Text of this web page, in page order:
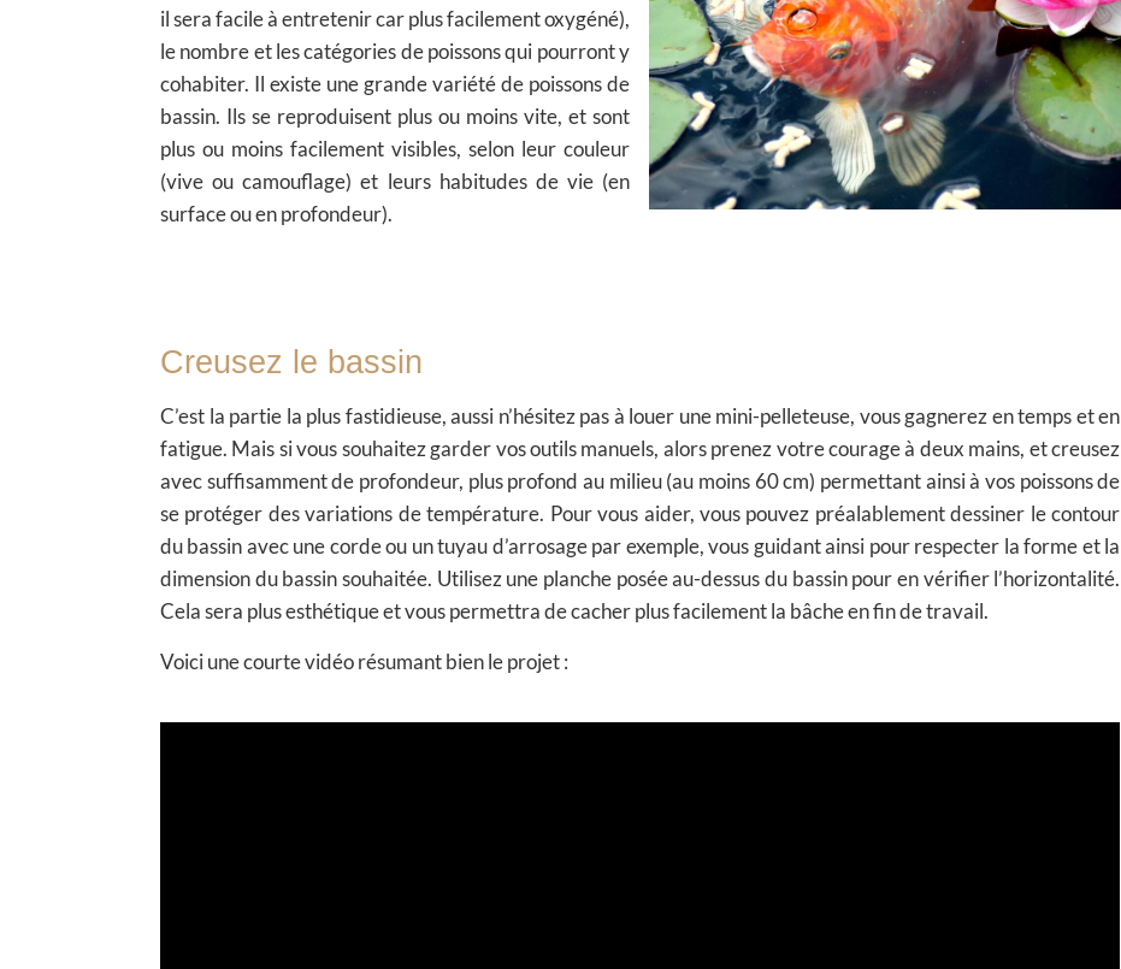
il sera facile à entretenir car plus facilement oxygéné),
le nombre et les catégories de poissons qui pourront y
cohabiter. Il existe une grande variété de poissons de
bassin. Ils se reproduisent plus ou moins vite, et sont
plus ou moins facilement visibles, selon leur couleur
(vive ou camouflage) et leurs habitudes de vie (en
surface ou en profondeur).
Creusez le bassin
C’est la partie la plus fastidieuse, aussi n’hésitez pas à louer une mini-pelleteuse, vous gagnerez en temps et en
fatigue. Mais si vous souhaitez garder vos outils manuels, alors prenez votre courage à deux mains, et creusez
avec suffisamment de profondeur, plus profond au milieu (au moins 60 cm) permettant ainsi à vos poissons de
se protéger des variations de température. Pour vous aider, vous pouvez préalablement dessiner le contour
du bassin avec une corde ou un tuyau d’arrosage par exemple, vous guidant ainsi pour respecter la forme et la
dimension du bassin souhaitée. Utilisez une planche posée au-dessus du bassin pour en vérifier l’horizontalité.
Cela sera plus esthétique et vous permettra de cacher plus facilement la bâche en fin de travail.
Voici une courte vidéo résumant bien le projet :